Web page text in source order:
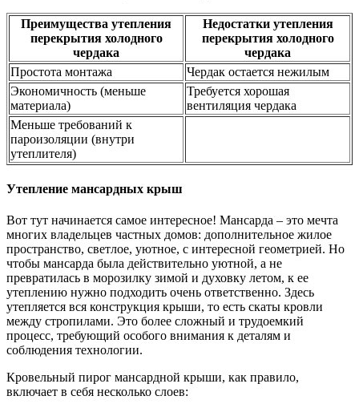
Преимущества утепления
перекрытия холодного
чердака
Недостатки утепления
перекрытия холодного
чердака
Простота монтажа
Чердак остается нежилым
Экономичность (меньше
материала)
Требуется хорошая
вентиляция чердака
Меньше требований к
пароизоляции (внутри
утеплителя)
Утепление мансардных крыш
Вот тут начинается самое интересное! Мансарда – это мечта
многих владельцев частных домов: дополнительное жилое
пространство, светлое, уютное, с интересной геометрией. Но
чтобы мансарда была действительно уютной, а не
превратилась в морозилку зимой и духовку летом, к ее
утеплению нужно подходить очень ответственно. Здесь
утепляется вся конструкция крыши, то есть скаты кровли
между стропилами. Это более сложный и трудоемкий
процесс, требующий особого внимания к деталям и
соблюдения технологии.
Кровельный пирог мансардной крыши, как правило,
включает в себя несколько слоев: